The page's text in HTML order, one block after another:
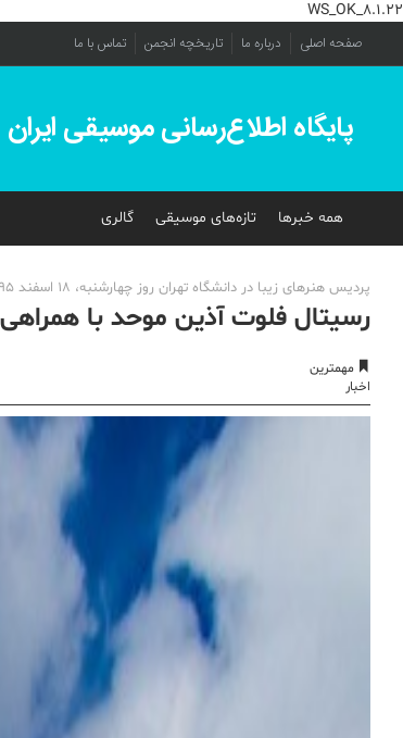
WS_OK_8.1.22
صفحه اصلی درباره ما تاریخچه انجمن تماس با ما
پایگاه اطلاع‌رسانی موسیقی ایران
همه خبرها تازه‌های موسیقی گالری
پرديس هنرهاى زيبا در دانشگاه تهران روز چهارشنبه، ١٨ اسفند ١٣٩٥، ميزبان علاقمندان موسيقى كلاسيك با اجرای قطعات متنوعى از رپرتوار فلوت خواهد بود.
رسیتال فلوت آذین موحد با همراهى
مهمترین
اخبار